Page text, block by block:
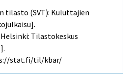
tilasto (SVT): Kuluttajien
Helsinki: Tilastokeskus
stat.fi/til/kbar/